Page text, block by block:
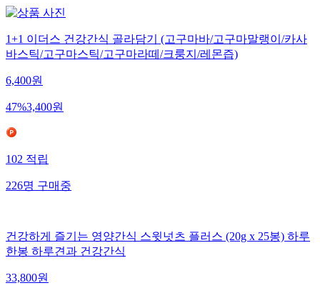
1+1 이더스 건강간식 골라담기 (고구마바/고구마말랭이/카사
바스틱/고구마스틱/고구마라떼/크룽지/레몬즙)
6,400원
47%3,400원
102적립
226명구매중
건강하게 즐기는 영양간식 스윗넛츠 플러스 (20g x 25봉) 하루
한봉 하루견과 건강간식
33,800원